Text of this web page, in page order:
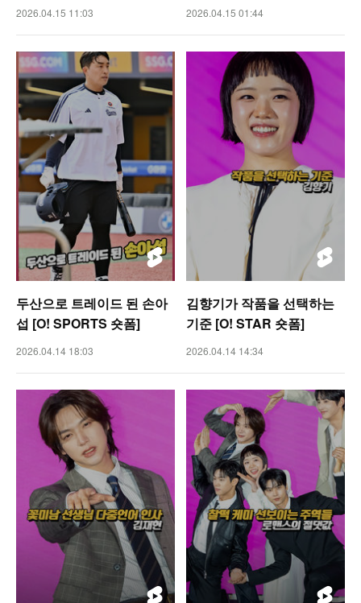
2026.04.15 11:03 2026.04.15 01:44
두산으로 트레이드 된 손아
섭 [O! SPORTS 숏폼]
2026.04.14 18:03
김향기가 작품을 선택하는
기준 [O! STAR 숏폼]
2026.04.14 14:34